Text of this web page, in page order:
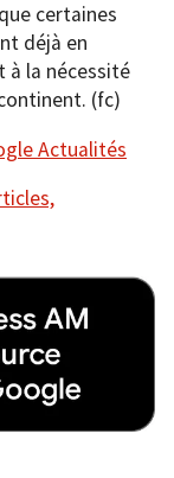
certaines
déjà en
à la nécessité
(fc)
Actualités